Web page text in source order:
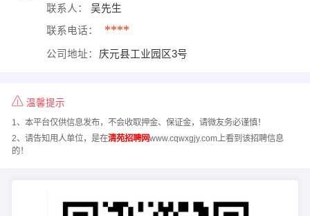
联系人： 吴先生
联系电话： ****
公司地址： 庆元县工业园区3号
温馨提示
1、本平台仅供信息发布，不会收取押金、保证金，请微友务必谨慎！
2、请告知用人单位，是在清苑招聘网www.cqwxgjy.com上看到该招聘信息
的！